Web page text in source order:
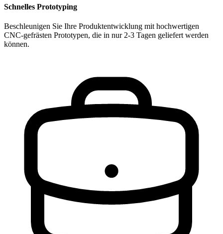
Schnelles Prototyping
Beschleunigen Sie Ihre Produktentwicklung mit hochwertigen
CNC-gefrästen Prototypen, die in nur 2-3 Tagen geliefert werden
können.